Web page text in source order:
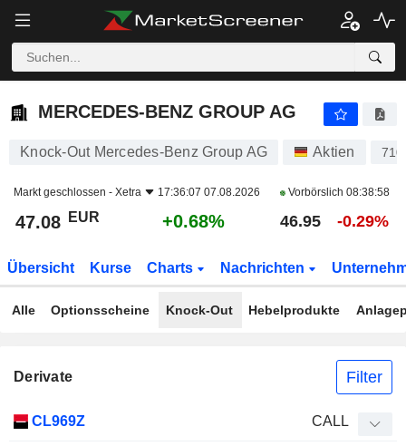
MERCEDES-BENZ GROUP AG
MERCEDES-BENZ GROUP AG
Knock-Out Mercedes-Benz Group AG Aktien
Markt geschlossen - Xetra 17:36:07 07.08.2026 Vorbörslich 08:38:58
47.08 EUR +0.68% 46.95 -0.29%
Übersicht Kurse Charts Nachrichten
Alle Optionsscheine Knock-Out Hebelprodukte
Derivate Filter
Elastizität
CL969Z CALL